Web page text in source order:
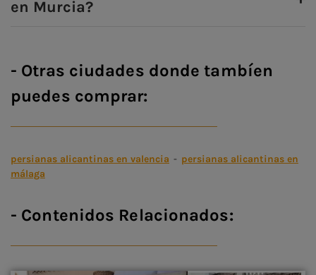
en Murcia?
- Otras ciudades donde tambíen
puedes comprar:
persianas alicantinas en valencia - persianas alicantinas en
málaga
- Contenidos Relacionados: